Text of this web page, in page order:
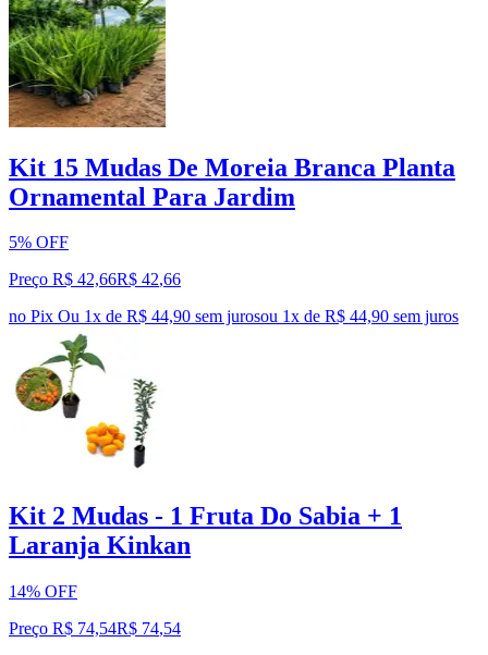
Kit 15 Mudas De Moreia Branca Planta
Ornamental Para Jardim
5% OFF
Preço R$ 42,66R$ 42,66
no Pix Ou 1x de R$ 44,90 sem jurosou 1x de R$ 44,90 sem juros
Kit 2 Mudas - 1 Fruta Do Sabia + 1
Laranja Kinkan
14% OFF
Preço R$ 74,54R$ 74,54